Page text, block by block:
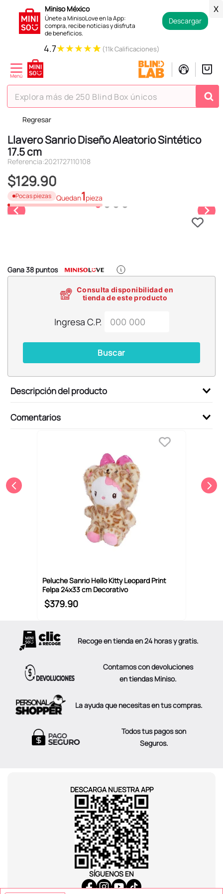
Miniso México
Únete a MinisoLove en la App:
compra, recibe noticias y disfruta
de beneficios.
Descargar
X
4.7★★★★★ (11k Calificaciones)
Explora más de 250 Blind Box únicos
Regresar
Llavero Sanrio Diseño Aleatorio Sintético
17.5 cm
Referencia:2021727110108
$129.90
Pocas piezas Quedan1pieza
Gana38 puntos
Consulta disponibilidad en
tienda de este producto
Ingresa C.P.
Buscar
Descripción del producto
Comentarios
Peluche Sanrio Hello Kitty Leopard Print
Felpa 24x33 cm Decorativo
$379.90
Recoge en tienda en 24 horas y gratis.
Contamos con devoluciones
en tiendas Miniso.
La ayuda que necesitas en tus compras.
Todos tus pagos son
Seguros.
DESCARGA NUESTRA APP
SÍGUENOS EN
TÉRMINOS MÁS BUSCADOS
1.
hello kitty
2 .
spiderman
3
peluche
4.
osito cariñosito
5.
blind box
9.
chiikawas